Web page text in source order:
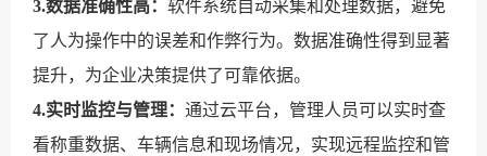
3.数据准确性高： 软件系统自动采集和处理数据，避免
了人为操作中的误差和作弊行为。数据准确性得到显著
提升，为企业决策提供了可靠依据。
4.实时监控与管理： 通过云平台，管理人员可以实时查
看称重数据、车辆信息和现场情况，实现远程监控和管